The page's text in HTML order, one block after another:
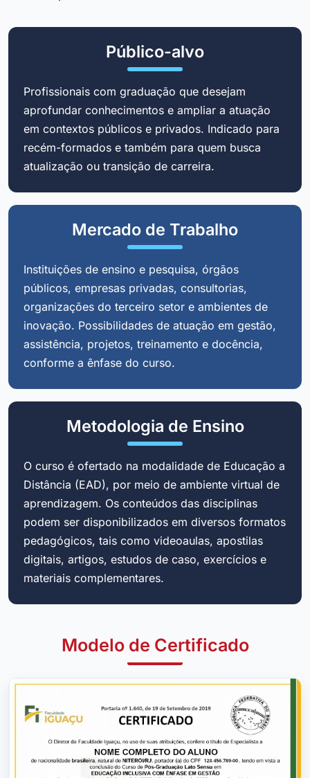
Público-alvo
Profissionais com graduação que desejam
aprofundar conhecimentos e ampliar a atuação
em contextos públicos e privados. Indicado para
recém-formados e também para quem busca
atualização ou transição de carreira.
Mercado de Trabalho
Instituições de ensino e pesquisa, órgãos
públicos, empresas privadas, consultorias,
organizações do terceiro setor e ambientes de
inovação. Possibilidades de atuação em gestão,
assistência, projetos, treinamento e docência,
conforme a ênfase do curso.
Metodologia de Ensino
O curso é ofertado na modalidade de Educação a
Distância (EAD), por meio de ambiente virtual de
aprendizagem. Os conteúdos das disciplinas
podem ser disponibilizados em diversos formatos
pedagógicos, tais como videoaulas, apostilas
digitais, artigos, estudos de caso, exercícios e
materiais complementares.
Modelo de Certificado